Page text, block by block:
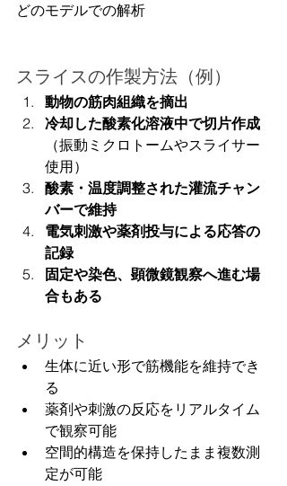
どのモデルでの解析
スライスの作製方法（例）
動物の筋肉組織を摘出
冷却した酸素化溶液中で切片作成
（振動ミクロトームやスライサー
使用）
酸素・温度調整された灌流チャン
バーで維持
電気刺激や薬剤投与による応答の
記録
固定や染色、顕微鏡観察へ進む場
合もある
メリット
生体に近い形で筋機能を維持でき
る
薬剤や刺激の反応をリアルタイム
で観察可能
空間的構造を保持したまま複数測
定が可能